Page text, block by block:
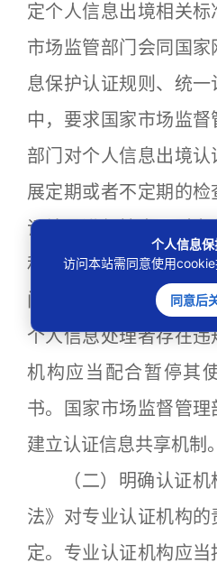
定个人信息出境相关
市场监管部门会同国
息保护认证规则、统
中，要求国家市场监
部门对个人信息出境
展定期或者不定期的
证结果进行抽查，对
和评价。事后，要求
门在个人信息保护监
个人信息处理者存在
机构应当配合暂停其
书。国家市场监督管
建立认证信息共享机制。
（二）明确认证机
法》对专业认证机构
定。专业认证机构应当
个人信息
访问本站需同意使用cookie
同意后